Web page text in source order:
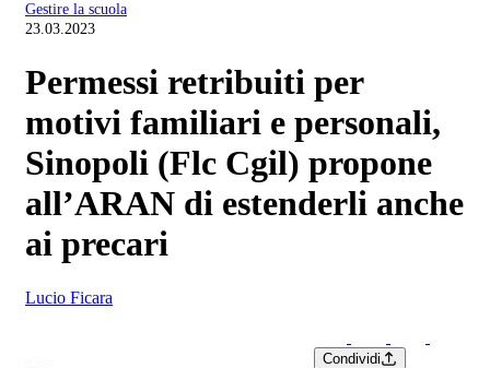
Gestire la scuola
23.03.2023
Permessi retribuiti per
motivi familiari e personali,
Sinopoli (Flc Cgil) propone
all’ARAN di estenderli anche
ai precari
Lucio Ficara
Condividi